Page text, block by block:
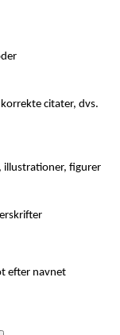
citater, dvs.
illustrationer, figurer
efter navnet